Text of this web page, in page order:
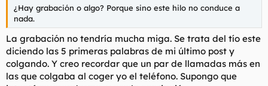
¿Hay grabación o algo? Porque sino este hilo no conduce a
nada.
La grabación no tendría mucha miga. Se trata del tío este
diciendo las 5 primeras palabras de mi último post y
colgando. Y creo recordar que un par de llamadas más en
las que colgaba al coger yo el teléfono. Supongo que